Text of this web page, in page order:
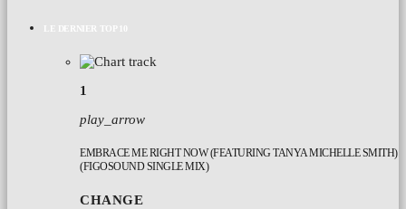
LE DERNIER TOP 10
1
play_arrow
EMBRACE ME RIGHT NOW (FEATURING TANYA MICHELLE SMITH)
(FIGOSOUND SINGLE MIX)
CHANGE